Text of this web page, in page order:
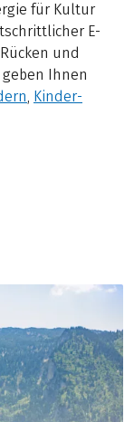
für Kultur
E-
und
Ihnen
, Kinder-